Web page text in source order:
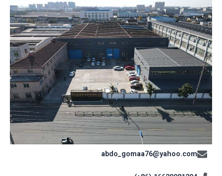
abdo_gomaa76@yahoo.com